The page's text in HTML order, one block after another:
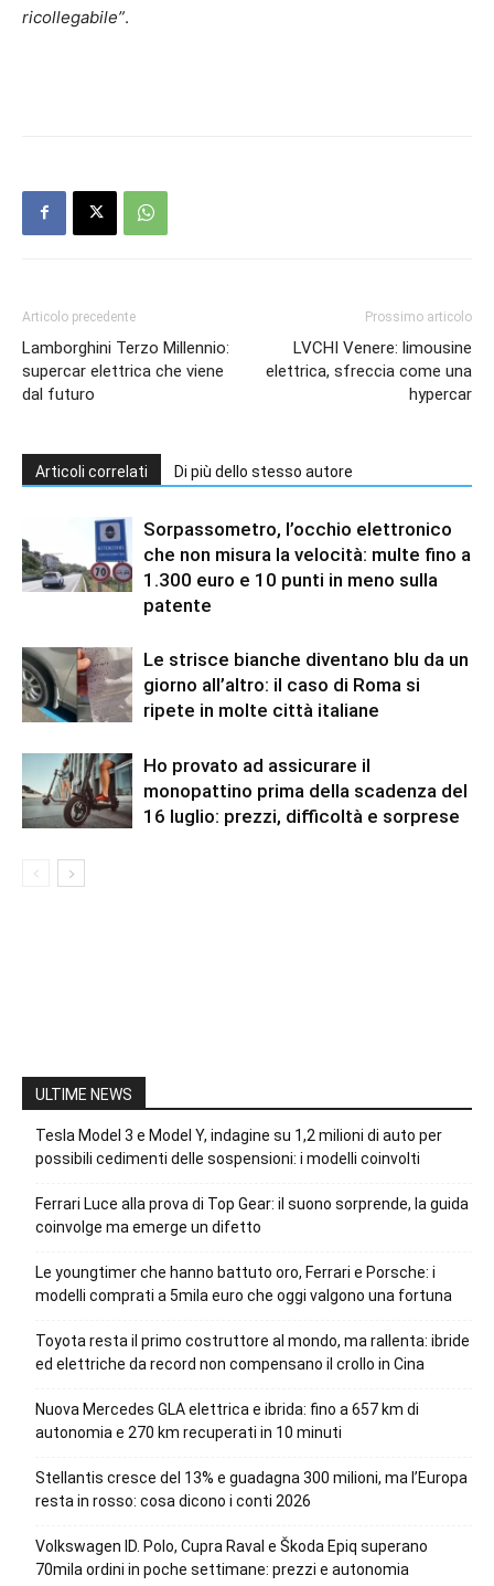
ricollegabile”.
Articolo precedente
Lamborghini Terzo Millennio:
supercar elettrica che viene
dal futuro
Prossimo articolo
LVCHI Venere: limousine
elettrica, sfreccia come una
hypercar
Articoli correlati Di più dello stesso autore
Sorpassometro, l’occhio elettronico
che non misura la velocità: multe fino a
1.300 euro e 10 punti in meno sulla
patente
Le strisce bianche diventano blu da un
giorno all’altro: il caso di Roma si
ripete in molte città italiane
Ho provato ad assicurare il
monopattino prima della scadenza del
16 luglio: prezzi, difficoltà e sorprese
ULTIME NEWS
Tesla Model 3 e Model Y, indagine su 1,2 milioni di auto per
possibili cedimenti delle sospensioni: i modelli coinvolti
Ferrari Luce alla prova di Top Gear: il suono sorprende, la guida
coinvolge ma emerge un difetto
Le youngtimer che hanno battuto oro, Ferrari e Porsche: i
modelli comprati a 5mila euro che oggi valgono una fortuna
Toyota resta il primo costruttore al mondo, ma rallenta: ibride
ed elettriche da record non compensano il crollo in Cina
Nuova Mercedes GLA elettrica e ibrida: fino a 657 km di
autonomia e 270 km recuperati in 10 minuti
Stellantis cresce del 13% e guadagna 300 milioni, ma l’Europa
resta in rosso: cosa dicono i conti 2026
Volkswagen ID. Polo, Cupra Raval e Škoda Epiq superano
70mila ordini in poche settimane: prezzi e autonomia